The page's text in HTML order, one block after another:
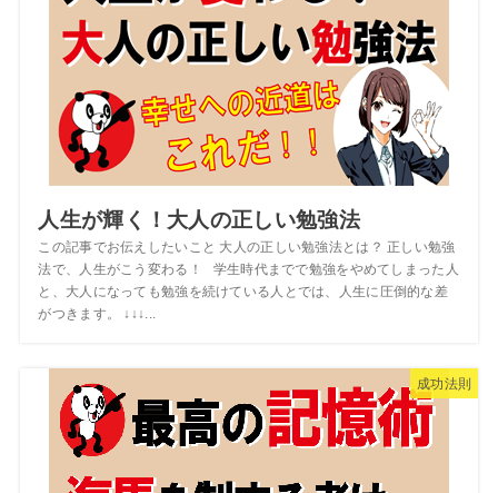
人生が輝く！大人の正しい勉強法
この記事でお伝えしたいこと 大人の正しい勉強法とは？ 正しい勉強
法で、人生がこう変わる！ 学生時代までで勉強をやめてしまった人
と、大人になっても勉強を続けている人とでは、人生に圧倒的な差
がつきます。 ↓↓↓...
成功法則